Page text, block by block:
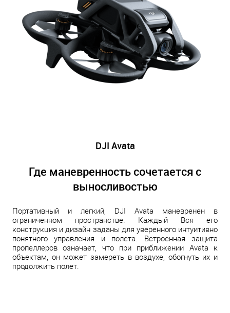
DJI Avata
Где маневренность сочетается с
выносливостью
Портативный и легкий, DJI Avata маневренен в
ограниченном пространстве. Каждый Вся его
конструкция и дизайн заданы для уверенного интуитивно
понятного управления и полета. Встроенная защита
пропеллеров означает, что при приближении Avata к
объектам, он может замереть в воздухе, обогнуть их и
продолжить полет.